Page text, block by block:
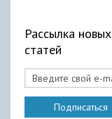
Рассылка новых
статей